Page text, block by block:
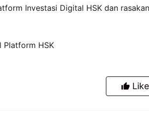
Investasi Digital HSK dan
Platform HSK
Like